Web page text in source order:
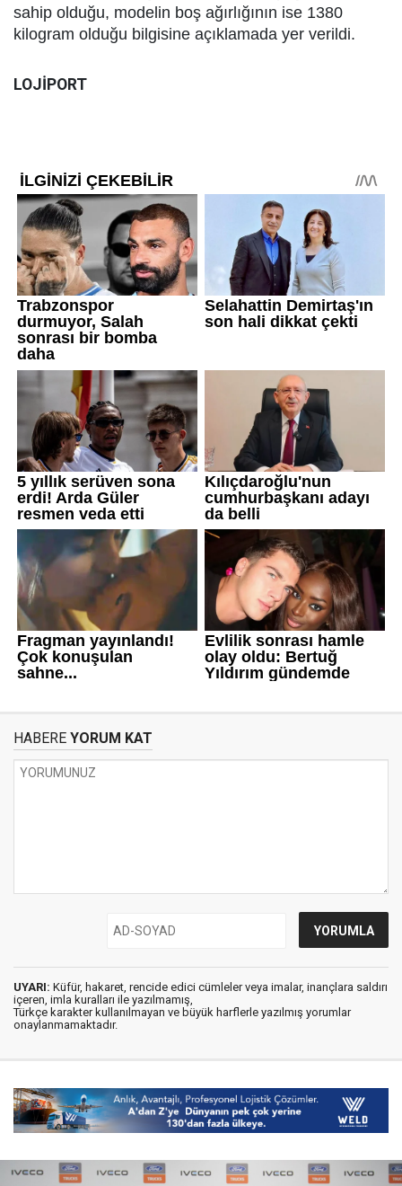
sahip olduğu, modelin boş ağırlığının ise 1380
kilogram olduğu bilgisine açıklamada yer verildi.
LOJİPORT
HABERE YORUM KAT
UYARI: Küfür, hakaret, rencide edici cümleler veya imalar, inançlara saldırı
içeren, imla kuralları ile yazılmamış,
Türkçe karakter kullanılmayan ve büyük harflerle yazılmış yorumlar
onaylanmamaktadır.